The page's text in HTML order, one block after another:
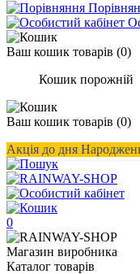
Ваш кошик товарів (0)
Кошик порожній
Ваш кошик товарів (0)
Акція до дня
0
Магазин виробника
Каталог товарів